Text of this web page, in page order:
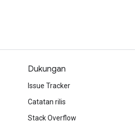
Dukungan
Issue Tracker
Catatan rilis
Stack Overflow